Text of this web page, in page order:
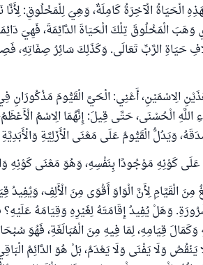
الْحَيَاةُ الْآخِرَةُ كَامِلَةٌ، وَهِيَ لِلْمَخْلُوقِ:
وَهَبَ الْمَخْلُوقَ تِلْكَ الْحَيَاةَ الدَّائِمَةَ، فَهِيَ
حَيَاةِ الرَّبِّ تَعَالَى. وَكَذَلِكَ سَائِرُ صِفَاتِهِ،
الِاسْمَيْنِ، أَعْنِي: الْحَيَّ الْقَيُّومَ مَذْكُورَانِ
اللَّهِ الْحُسْنَى، حَتَّى قِيلَ: إِنَّهُمَا الِاسْمُ
وَيَدُلُّ الْقَيُّومُ عَلَى مَعْنَى الْأَزَلِيَّةِ
كَوْنِهِ مَوْجُودًا بِنَفْسِهِ، وَهُوَ مَعْنَى كَوْنِهِ
مِنَ الْقَيَّامِ لِأَنَّ الْوَاوَ أَقْوَى مِنَ الْأَلِفِ،
وَهَلْ يُفِيدُ إِقَامَتَهُ لِغَيْرِهِ وَقِيَامَهُ
قِيَامِهِ، لِمَا فِيهِ مِنَ الْمُبَالَغَةِ، فَهُوَ
يَنْقُصُ وَلَا يَفْنَى وَلَا يَعْدَمُ، بَلْ هُوَ الدَّائِمُ